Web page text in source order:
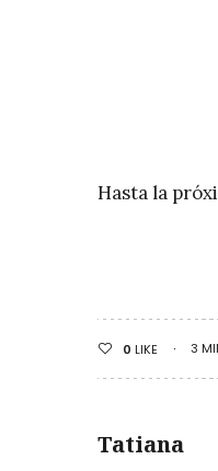
Hasta la
0 LIKE 3
Tatiana